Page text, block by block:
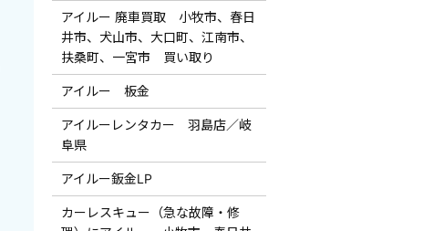
アイルー 廃車買取 小牧市、春日
井市、犬山市、大口町、江南市、
扶桑町、一宮市 買い取り
アイルー 板金
アイルーレンタカー 羽島店／岐
阜県
アイルー鈑金LP
カーレスキュー（急な故障・修